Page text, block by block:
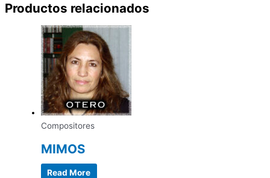
Productos relacionados
Compositores
MIMOS
Read More